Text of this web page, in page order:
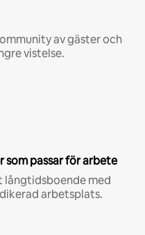
av gäster och
vistelse.
som passar för arbete
långtidsboende med
arbetsplats.